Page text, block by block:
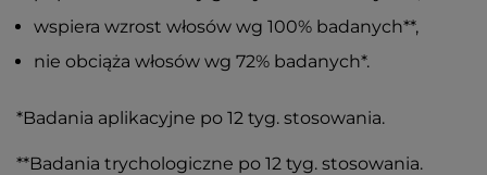
wspiera wzrost włosów wg 100% badanych**,
nie obciąża włosów wg 72% badanych*.
*Badania aplikacyjne po 12 tyg. stosowania.
**Badania trychologiczne po 12 tyg. stosowania.